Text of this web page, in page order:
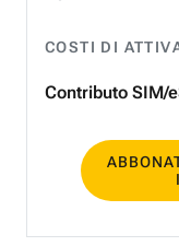
COSTI DI
Contributo SIM/